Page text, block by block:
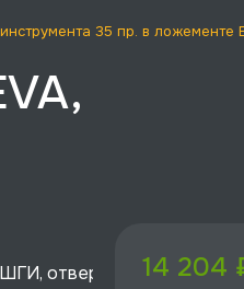
35 пр. в ложементе
отвертки
14 204